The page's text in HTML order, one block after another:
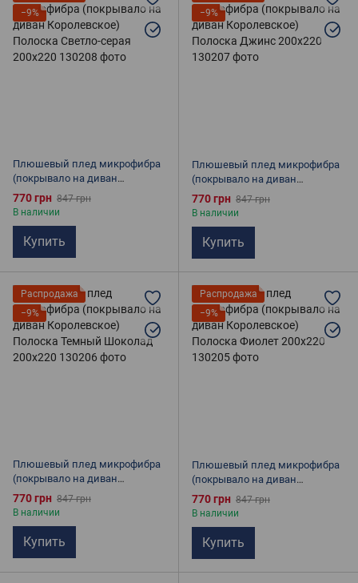
−9%
Плюшевый плед микрофибра
(покрывало на диван
Королевское) Полоска Светло-
серая 200х220
770 грн 847 грн
В наличии
Купить
−9%
Плюшевый плед микрофибра
(покрывало на диван
Королевское) Полоска Джинс
200х220
770 грн 847 грн
В наличии
Купить
Распродажа
−9%
Плюшевый плед микрофибра
(покрывало на диван
Королевское) Полоска
Темный Шоколад 200х220
770 грн 847 грн
В наличии
Купить
Распродажа
−9%
Плюшевый плед микрофибра
(покрывало на диван
Королевское) Полоска Фиолет
200х220
770 грн 847 грн
В наличии
Купить